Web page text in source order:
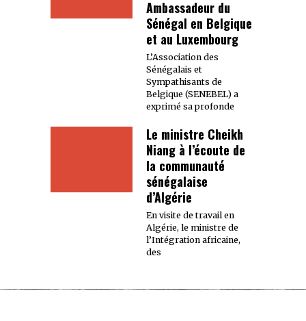
Ambassadeur du
Sénégal en Belgique
et au Luxembourg
L’Association des
Sénégalais et
Sympathisants de
Belgique (SENEBEL) a
exprimé sa profonde
Le ministre Cheikh
Niang à l’écoute de
la communauté
sénégalaise
d’Algérie
En visite de travail en
Algérie, le ministre de
l’Intégration africaine,
des